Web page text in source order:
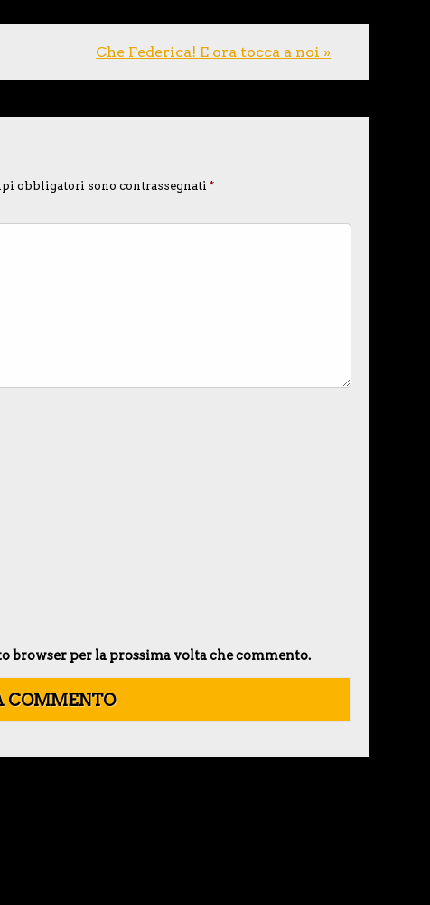
Che Federica! E ora tocca a noi »
obbligatori sono contrassegnati *
browser per la prossima volta che commento.